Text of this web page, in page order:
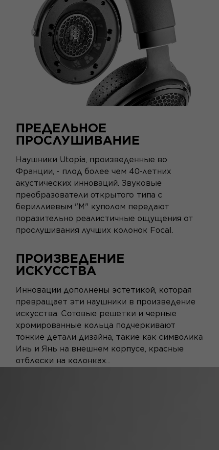
ПРЕДЕЛЬНОЕ
ПРОСЛУШИВАНИЕ
Наушники Utopia, произведенные во
Франции, - плод более чем 40-летних
акустических инноваций. Звуковые
преобразователи открытого типа с
бериллиевым "M" куполом передают
поразительно реалистичные ощущения от
прослушивания лучших колонок Focal.
ПРОИЗВЕДЕНИЕ
ИСКУССТВА
Инновации дополнены эстетикой, которая
превращает эти наушники в произведение
искусства. Сотовые решетки и черные
хромированные кольца подчеркивают
тонкие детали дизайна, такие как символика
Инь и Янь на внешнем корпусе, красные
отблески на колонках...